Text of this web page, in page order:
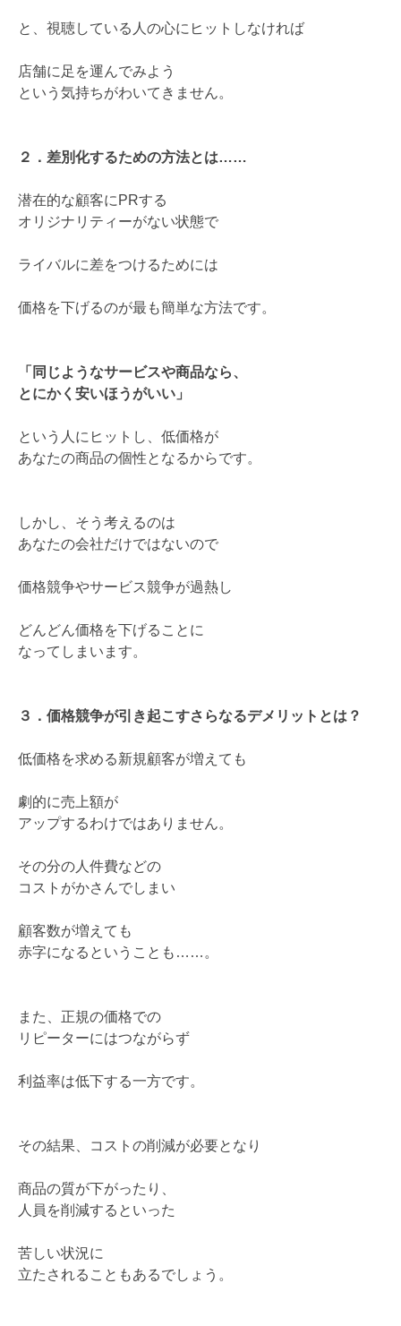
と、視聴している人の心にヒットしなければ
店舗に足を運んでみよう
という気持ちがわいてきません。
２．差別化するための方法とは……
潜在的な顧客にPRする
オリジナリティーがない状態で
ライバルに差をつけるためには
価格を下げるのが最も簡単な方法です。
「同じようなサービスや商品なら、
とにかく安いほうがいい」
という人にヒットし、低価格が
あなたの商品の個性となるからです。
しかし、そう考えるのは
あなたの会社だけではないので
価格競争やサービス競争が過熱し
どんどん価格を下げることに
なってしまいます。
３．価格競争が引き起こすさらなるデメリットとは？
低価格を求める新規顧客が増えても
劇的に売上額が
アップするわけではありません。
その分の人件費などの
コストがかさんでしまい
顧客数が増えても
赤字になるということも……。
また、正規の価格での
リピーターにはつながらず
利益率は低下する一方です。
その結果、コストの削減が必要となり
商品の質が下がったり、
人員を削減するといった
苦しい状況に
立たされることもあるでしょう。